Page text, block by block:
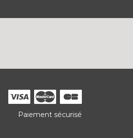
Paiement sécurisé